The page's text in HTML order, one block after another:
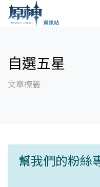
自選五星
文章標籤
幫我們的粉絲